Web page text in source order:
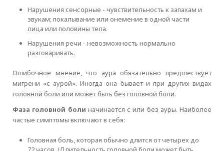
Нарушения сенсорные - чувствительность к запахам и
звукам; покалывание или онемение в одной части
лица или половины тела.
Нарушения речи - невозможность нормально
разговаривать.
Ошибочное мнение, что аура обязательно предшествует
мигрени «с аурой». Иногда она бывает и при других видах
головной боли или может быть без головной боли.
Фаза головной боли начинается с или без ауры. Наиболее
частые симптомы включают в себя:
Головная боль, которая обычно длится от четырех до